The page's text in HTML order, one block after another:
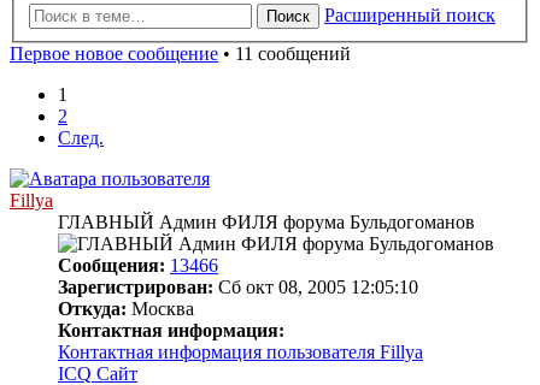
Поиск
Расширенный поиск
Первое новое сообщение • 11 сообщений
1
2
След.
Fillya
ГЛАВНЫЙ Админ ФИЛЯ форума Бульдогоманов
Сообщения: 13466
Зарегистрирован: Сб окт 08, 2005 12:05:10
Откуда: Москва
Контактная информация:
Контактная информация пользователя Fillya
ICQ Сайт